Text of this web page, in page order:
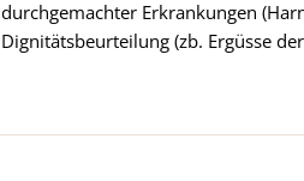
durchgemachter Erkrankungen
Dignitätsbeurteilung (zb. Ergüsse